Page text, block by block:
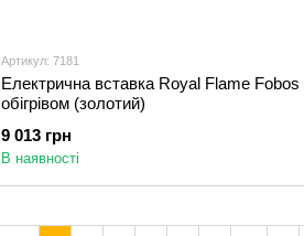
Артикул: 7181
Електрична вставка Royal Flame Fobos
обігрівом (золотий)
9 013 грн
В наявності